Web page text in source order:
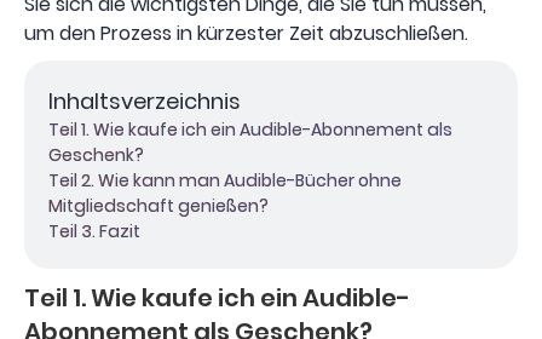
um den Prozess in kürzester Zeit abzuschließen.
Inhaltsverzeichnis
Teil 1. Wie kaufe ich ein Audible-Abonnement als
Geschenk?
Teil 2. Wie kann man Audible-Bücher ohne
Mitgliedschaft genießen?
Teil 3. Fazit
Teil 1. Wie kaufe ich ein Audible-
Abonnement als Geschenk?